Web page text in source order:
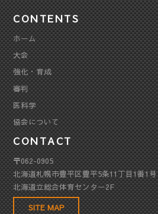
CONTENTS
ホーム
大会
強化・育成
審判
医科学
協会について
CONTACT
〒062-0905
北海道札幌市豊平区豊平5条11丁目1番1号
北海道立総合体育センター2F
SITE MAP